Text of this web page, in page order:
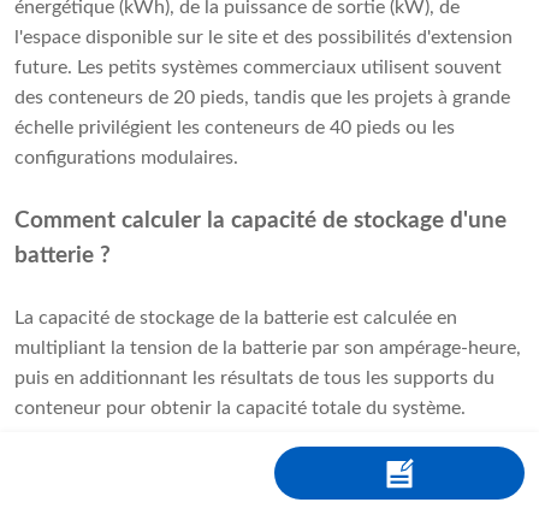
énergétique (kWh), de la puissance de sortie (kW), de
l'espace disponible sur le site et des possibilités d'extension
future. Les petits systèmes commerciaux utilisent souvent
des conteneurs de 20 pieds, tandis que les projets à grande
échelle privilégient les conteneurs de 40 pieds ou les
configurations modulaires.
Comment calculer la capacité de stockage d'une
batterie ?
La capacité de stockage de la batterie est calculée en
multipliant la tension de la batterie par son ampérage-heure,
puis en additionnant les résultats de tous les supports du
conteneur pour obtenir la capacité totale du système.